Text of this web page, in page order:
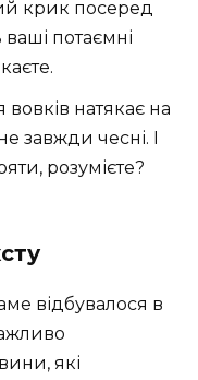
крик посеред
потаємні
вовків натякає на
завжди чесні. І
розумієте?
відбувалося в
які